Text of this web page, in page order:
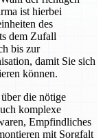
ist hierbei
des
dem Zufall
bis zur
damit Sie sich
können.
die nötige
komplexe
Empfindliches
mit Sorgfalt